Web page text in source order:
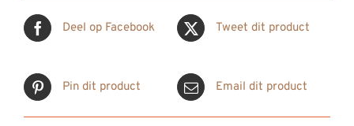
Deel op Facebook Tweet dit product
Pin dit product Email dit product